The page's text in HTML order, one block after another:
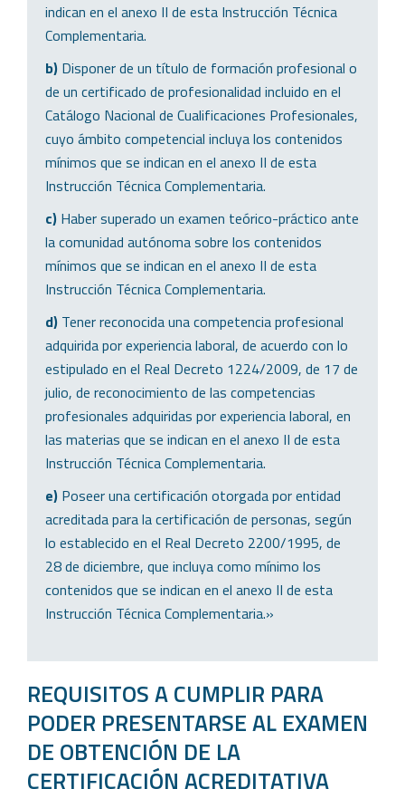
indican en el anexo II de esta Instrucción Técnica
Complementaria.
b) Disponer de un título de formación profesional o
de un certificado de profesionalidad incluido en el
Catálogo Nacional de Cualificaciones Profesionales,
cuyo ámbito competencial incluya los contenidos
mínimos que se indican en el anexo II de esta
Instrucción Técnica Complementaria.
c) Haber superado un examen teórico-práctico ante
la comunidad autónoma sobre los contenidos
mínimos que se indican en el anexo II de esta
Instrucción Técnica Complementaria.
d) Tener reconocida una competencia profesional
adquirida por experiencia laboral, de acuerdo con lo
estipulado en el Real Decreto 1224/2009, de 17 de
julio, de reconocimiento de las competencias
profesionales adquiridas por experiencia laboral, en
las materias que se indican en el anexo II de esta
Instrucción Técnica Complementaria.
e) Poseer una certificación otorgada por entidad
acreditada para la certificación de personas, según
lo establecido en el Real Decreto 2200/1995, de
28 de diciembre, que incluya como mínimo los
contenidos que se indican en el anexo II de esta
Instrucción Técnica Complementaria.»
REQUISITOS A CUMPLIR PARA
PODER PRESENTARSE AL EXAMEN
DE OBTENCIÓN DE LA
CERTIFICACIÓN ACREDITATIVA